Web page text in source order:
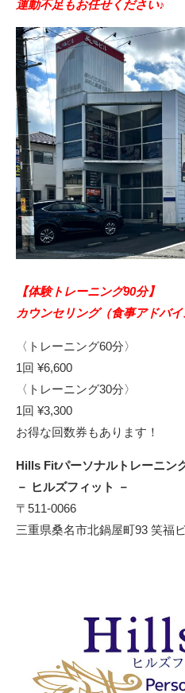
運動不足もお任せください♪
【体験トレーニング90分】
カウンセリング（食事アドバ
〈トレーニング60分〉
1回 ¥6,600
〈トレーニング30分〉
1回 ¥3,300
お得な回数券もあります！
Hills Fitパーソナルトレーニン
－ ヒルズフィット －
〒511-0066
三重県桑名市北鍋屋町93 笑福